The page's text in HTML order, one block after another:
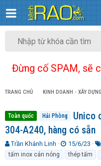
Đừng cố SPAM, sẽ
TRANG CHỦ KINH DOANH - XÂY DỰNG
Toàn quốc Hải Phòng
Unico
304-A240, hàng có sẵn
T
h
r
Trần Khánh Linh
N
g
à
15/6/23
tấm inox cán nóng
thép tấm